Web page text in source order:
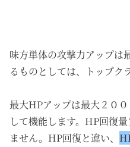
味方単体の攻撃力アップは
るものとしては、トップク
最大HPアップは最大２０
して機能します。HP回復
ません。HP回復と違い、